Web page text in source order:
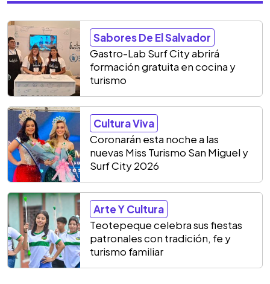
Sabores De El Salvador
Gastro-Lab Surf City abrirá
formación gratuita en cocina y
turismo
Cultura Viva
Coronarán esta noche a las
nuevas Miss Turismo San Miguel y
Surf City 2026
Arte Y Cultura
Teotepeque celebra sus fiestas
patronales con tradición, fe y
turismo familiar